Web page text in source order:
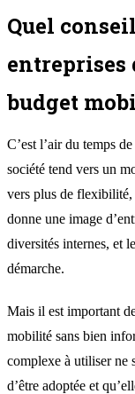
Quel
entreprises
budget
C’est l’air du temps
société tend vers un
vers plus de
donne une image
diversités internes, et
démarche.
Mais il est important
mobilité sans bien
complexe à utiliser ne
d’être adoptée et